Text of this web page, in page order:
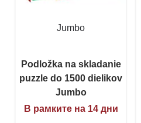
Jumbo
Podložka na skladanie
puzzle do 1500 dielikov
Jumbo
В рамките на 14 дни